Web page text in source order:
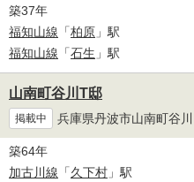
築37年
福知山線 「柏原 」駅
福知山線 「石生 」駅
山南町谷川T邸
掲載中 兵庫県丹波市山南町谷川
築64年
加古川線 「久下村 」駅